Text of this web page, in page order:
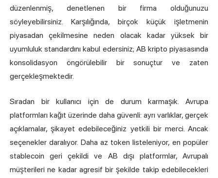
düzenlenmiş, denetlenen bir firma olduğunuzu
söyleyebilirsiniz. Karşılığında, birçok küçük işletmenin
piyasadan çekilmesine neden olacak kadar yüksek bir
uyumluluk standardını kabul edersiniz; AB kripto piyasasında
konsolidasyon öngörülebilir bir sonuçtur ve zaten
gerçekleşmektedir.
Sıradan bir kullanıcı için de durum karmaşık. Avrupa
platformları kağıt üzerinde daha güvenli: ayrı varlıklar, gerçek
açıklamalar, şikayet edebileceğiniz yetkili bir merci. Ancak
seçenekler daralıyor. Daha az token listeleniyor, en popüler
stablecoin geri çekildi ve AB dışı platformlar, Avrupalı
müşterileri ne kadar agresif bir şekilde takip edebilecekleri